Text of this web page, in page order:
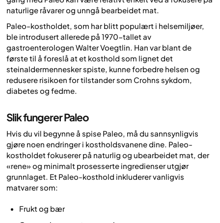
naturlige råvarer og unngå bearbeidet mat.
Paleo-kostholdet, som har blitt populært i helsemiljøer,
ble introdusert allerede på 1970-tallet av
gastroenterologen Walter Voegtlin. Han var blant de
første til å foreslå at et kosthold som lignet det
steinaldermennesker spiste, kunne forbedre helsen og
redusere risikoen for tilstander som Crohns sykdom,
diabetes og fedme.
Slik fungerer Paleo
Hvis du vil begynne å spise Paleo, må du sannsynligvis
gjøre noen endringer i kostholdsvanene dine. Paleo-
kostholdet fokuserer på naturlig og ubearbeidet mat, der
«rene» og minimalt prosesserte ingredienser utgjør
grunnlaget. Et Paleo-kosthold inkluderer vanligvis
matvarer som:
Frukt og bær